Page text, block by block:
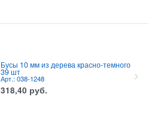
Бусы 10 мм из дерева красно-темного
39 шт
Арт.: 038-1248
318,40 руб.